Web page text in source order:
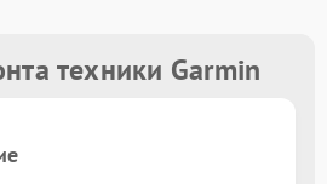
техники Garmin